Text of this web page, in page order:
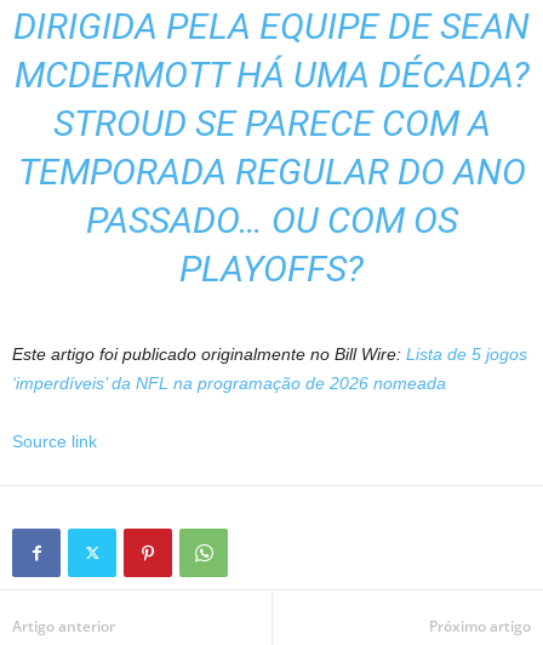
DIRIGIDA PELA EQUIPE DE SEAN
MCDERMOTT HÁ UMA DÉCADA?
STROUD SE PARECE COM A
TEMPORADA REGULAR DO ANO
PASSADO… OU COM OS
PLAYOFFS?
Este artigo foi publicado originalmente no Bill Wire: Lista de 5 jogos
‘imperdíveis’ da NFL na programação de 2026 nomeada
Source link
Artigo anterior Próximo artigo